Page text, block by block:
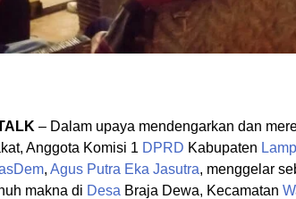
– Dalam upaya mendengarkan dan
Anggota Komisi 1 DPRD Kabupaten
, Agus Putra Eka Jasutra, menggelar
makna di Desa Braja Dewa, Kecamatan